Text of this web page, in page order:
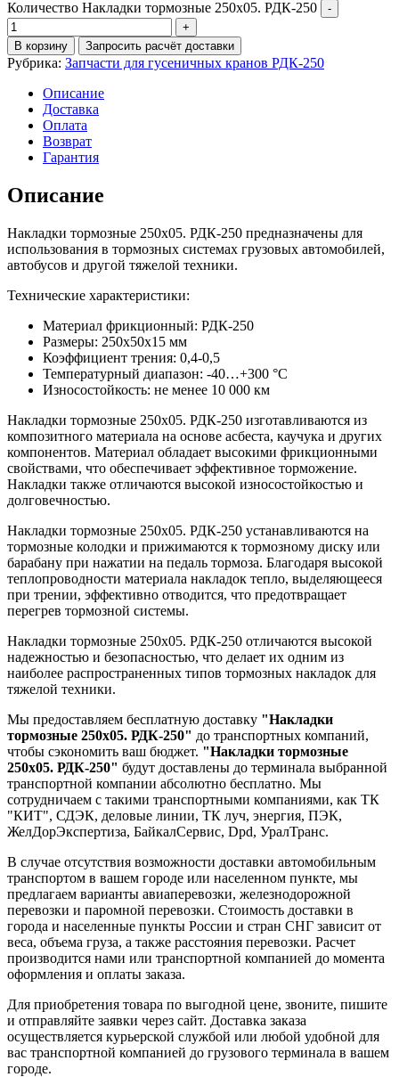
Количество Накладки тормозные 250х05. РДК-250
В корзину Запросить расчёт доставки
Рубрика: Запчасти для гусеничных кранов РДК-250
Описание
Доставка
Оплата
Возврат
Гарантия
Описание
Накладки тормозные 250х05. РДК-250 предназначены для
использования в тормозных системах грузовых автомобилей,
автобусов и другой тяжелой техники.
Технические характеристики:
Материал фрикционный: РДК-250
Размеры: 250х50х15 мм
Коэффициент трения: 0,4-0,5
Температурный диапазон: -40…+300 °C
Износостойкость: не менее 10 000 км
Накладки тормозные 250х05. РДК-250 изготавливаются из
композитного материала на основе асбеста, каучука и других
компонентов. Материал обладает высокими фрикционными
свойствами, что обеспечивает эффективное торможение.
Накладки также отличаются высокой износостойкостью и
долговечностью.
Накладки тормозные 250х05. РДК-250 устанавливаются на
тормозные колодки и прижимаются к тормозному диску или
барабану при нажатии на педаль тормоза. Благодаря высокой
теплопроводности материала накладок тепло, выделяющееся
при трении, эффективно отводится, что предотвращает
перегрев тормозной системы.
Накладки тормозные 250х05. РДК-250 отличаются высокой
надежностью и безопасностью, что делает их одним из
наиболее распространенных типов тормозных накладок для
тяжелой техники.
Мы предоставляем бесплатную доставку "Накладки
тормозные 250х05. РДК-250" до транспортных компаний,
чтобы сэкономить ваш бюджет. "Накладки тормозные
250х05. РДК-250" будут доставлены до терминала выбранной
транспортной компании абсолютно бесплатно. Мы
сотрудничаем с такими транспортными компаниями, как ТК
"КИТ", СДЭК, деловые линии, ТК луч, энергия, ПЭК,
ЖелДорЭкспертиза, БайкалСервис, Dpd, УралТранс.
В случае отсутствия возможности доставки автомобильным
транспортом в вашем городе или населенном пункте, мы
предлагаем варианты авиаперевозки, железнодорожной
перевозки и паромной перевозки. Стоимость доставки в
города и населенные пункты России и стран СНГ зависит от
веса, объема груза, а также расстояния перевозки. Расчет
производится нами или транспортной компанией до момента
оформления и оплаты заказа.
Для приобретения товара по выгодной цене, звоните, пишите
и отправляйте заявки через сайт. Доставка заказа
осуществляется курьерской службой или любой удобной для
вас транспортной компанией до грузового терминала в вашем
городе.